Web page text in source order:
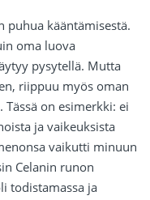
puhua kääntämisestä.
oma luova
pysytellä. Mutta
riippuu myös oman
on esimerkki: ei
ja vaikeuksista
vaikutti minuun
Celanin runon
todistamassa ja